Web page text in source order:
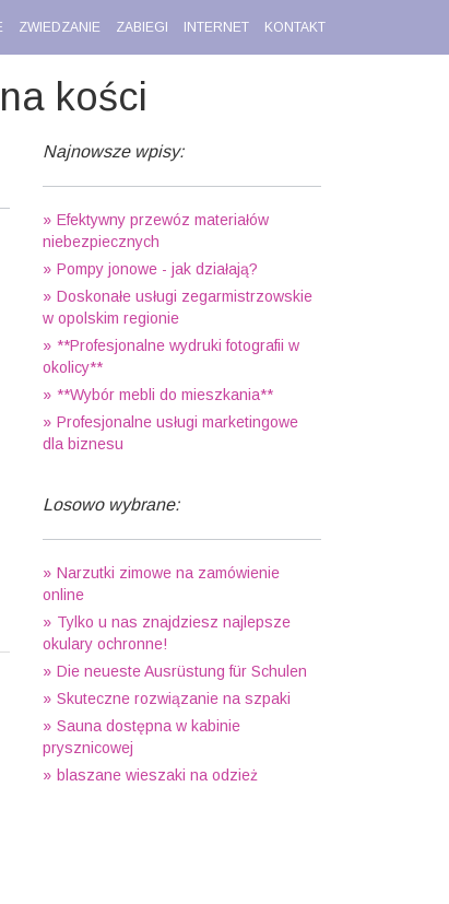
ZWIEDZANIE ZABIEGI INTERNET KONTAKT
kości
Najnowsze wpisy:
Efektywny przewóz materiałów
niebezpiecznych
Pompy jonowe - jak działają?
Doskonałe usługi zegarmistrzowskie
w opolskim regionie
**Profesjonalne wydruki fotografii w
okolicy**
**Wybór mebli do mieszkania**
Profesjonalne usługi marketingowe
dla biznesu
Losowo wybrane:
Narzutki zimowe na zamówienie
online
Tylko u nas znajdziesz najlepsze
okulary ochronne!
Die neueste Ausrüstung für Schulen
Skuteczne rozwiązanie na szpaki
Sauna dostępna w kabinie
prysznicowej
blaszane wieszaki na odzież